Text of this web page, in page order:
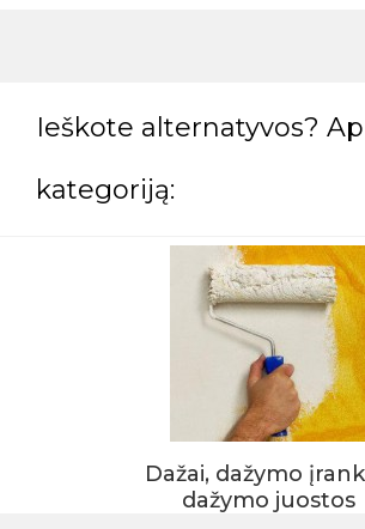
Ieškote alternatyvos?
kategoriją:
Dažai, dažymo
dažymo juostos